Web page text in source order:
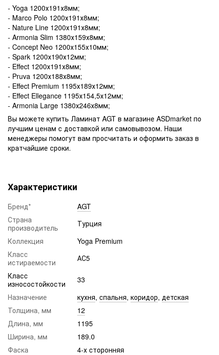
- Yoga 1200х191х8мм;
- Marco Polo 1200х191х8мм;
- Nature Line 1200х191х8мм;
- Armonia Slim 1380х159х8мм;
- Concept Neo 1200х155х10мм;
- Spark 1200х190х12мм;
- Effect 1200х191х8мм;
- Pruva 1200х188х8мм;
- Effect Premium 1195х189х12мм;
- Effect Ellegance 1195х154,5х12мм;
- Armonia Large 1380х246х8мм;
Вы можете купить Ламинат AGT в магазине ASDmarket по
лучшим ценам с доставкой или самовывозом. Наши
менеджеры помогут вам просчитать и оформить заказ в
кратчайшие сроки.
Характеристики
Бренд*
AGT
Страна
производитель
Турция
Коллекция
Yoga Premium
Класс
истираемости
АС5
Класс
износостойкости
33
Назначение
кухня, спальня, коридор, детская
Толщина, мм
12
Длина, мм
1195
Ширина, мм
189.0
Фаска
4-х сторонняя